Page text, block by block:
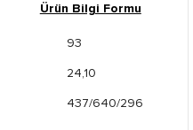
Ürün Bilgi Formu
93
24,10
437/640/296